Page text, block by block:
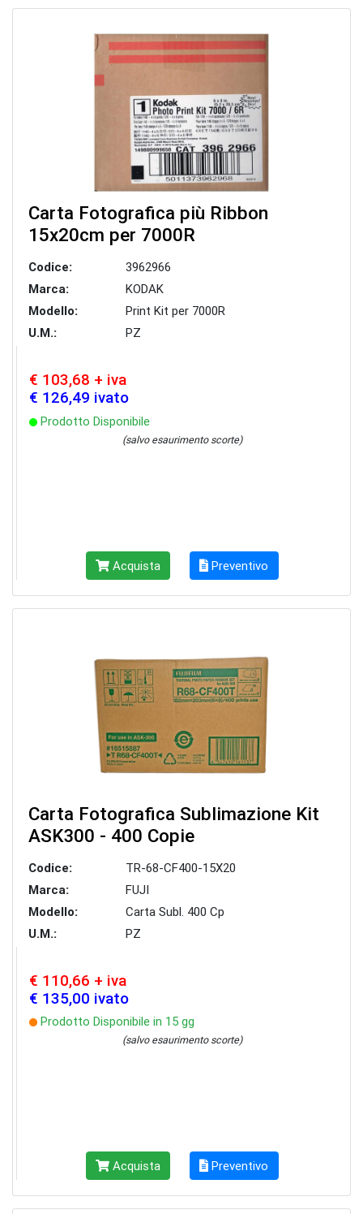
Carta Fotografica più Ribbon
15x20cm per 7000R
Codice:
3962966
Marca:
KODAK
Modello:
Print Kit per 7000R
U.M.:
PZ
€ 103,68 + iva
€ 126,49 ivato
Prodotto Disponibile
(salvo esaurimento scorte)
Acquista Preventivo
Carta Fotografica Sublimazione Kit
ASK300 - 400 Copie
Codice:
TR-68-CF400-15X20
Marca:
FUJI
Modello:
Carta Subl. 400 Cp
U.M.:
PZ
€ 110,66 + iva
€ 135,00 ivato
Prodotto Disponibile in 15 gg
(salvo esaurimento scorte)
Acquista Preventivo